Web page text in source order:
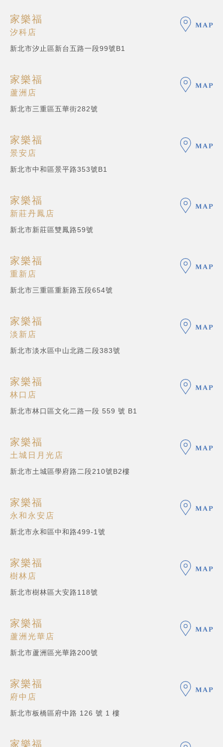
家樂福
汐科店
新北市汐止區新台五路一段99號B1
家樂福
蘆洲店
新北市三重區五華街282號
家樂福
景安店
新北市中和區景平路353號B1
家樂福
新莊丹鳳店
新北市新莊區雙鳳路59號
家樂福
重新店
新北市三重區重新路五段654號
家樂福
淡新店
新北市淡水區中山北路二段383號
家樂福
林口店
新北市林口區文化二路一段 559 號 B1
家樂福
土城日月光店
新北市土城區學府路二段210號B2樓
家樂福
永和永安店
新北市永和區中和路499-1號
家樂福
樹林店
新北市樹林區大安路118號
家樂福
蘆洲光華店
新北市蘆洲區光華路200號
家樂福
府中店
新北市板橋區府中路 126 號 1 樓
家樂福